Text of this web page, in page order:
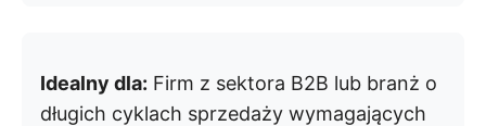
Idealny dla: Firm z sektora B2B lub branż o
długich cyklach sprzedaży wymagających